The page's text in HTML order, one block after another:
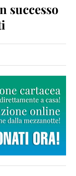
successo